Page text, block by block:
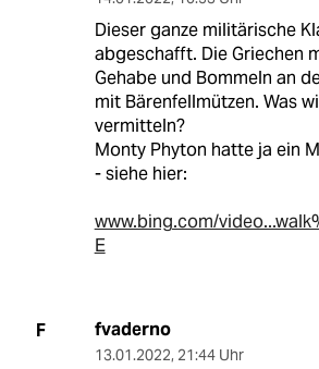
Dieser ganze militärische
abgeschafft. Die Griechen
Gehabe und Bommeln an
mit Bärenfellmützen. Was
vermitteln?
Monty Phyton hatte ja ein
- siehe hier:
www.bing.com/
E
F fvaderno
13.01.2022, 21:44 Uhr